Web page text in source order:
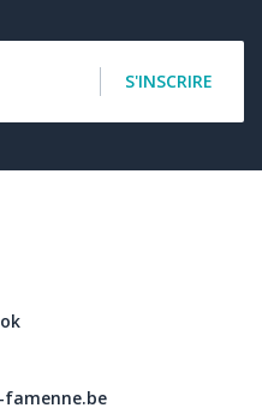
S'INSCRIRE